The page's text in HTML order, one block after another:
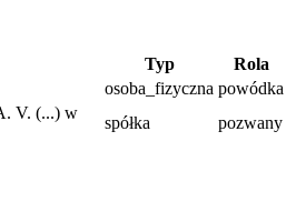
Typ
Rola
osoba_fizyczna powódka
V. (...) w
spółka pozwany